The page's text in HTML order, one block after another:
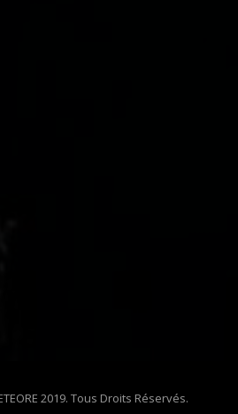
2019. Tous Droits Réservés.